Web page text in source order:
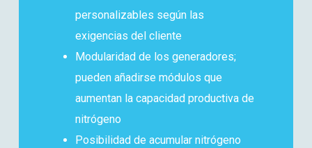
personalizables según las
exigencias del cliente
Modularidad de los generadores;
pueden añadirse módulos que
aumentan la capacidad productiva de
nitrógeno
Posibilidad de acumular nitrógeno